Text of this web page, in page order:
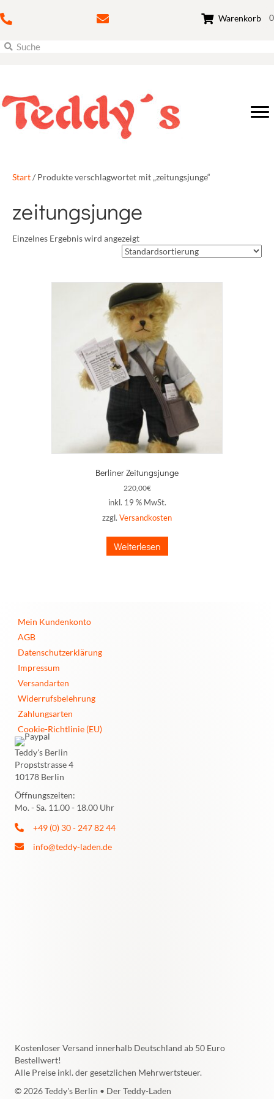
Warenkorb 0
Start/ Produkte verschlagwortet mit „zeitungsjunge“
zeitungsjunge
Einzelnes Ergebnis wird angezeigt
Berliner Zeitungsjunge
220,00€
inkl. 19 % MwSt.
zzgl. Versandkosten
Weiterlesen
Mein Kundenkonto
AGB
Datenschutzerklärung
Impressum
Versandarten
Widerrufsbelehrung
Zahlungsarten
Cookie-Richtlinie (EU)
Teddy's Berlin
Propststrasse 4
10178 Berlin
Öffnungszeiten:
Mo. - Sa. 11.00 - 18.00 Uhr
+49 (0) 30 - 247 82 44
info@teddy-laden.de
© 2026 Teddy's Berlin • Der Teddy-Laden
Kostenloser Versand innerhalb Deutschland ab 50 Euro
Bestellwert!
Alle Preise inkl. der gesetzlichen Mehrwertsteuer.